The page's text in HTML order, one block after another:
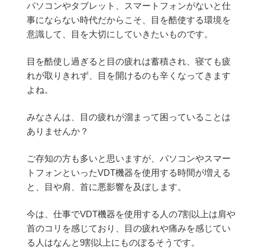
パソコンやタブレット、スマートフォンがないと仕
事にならない時代だからこそ、
目を酷使する環境を
意識して、目を大切にしていきたいものです。
目を酷使し過ぎると目の疲れは蓄積され、 寝ても疲
れが取りきれず、
目を開けるのも辛くなってきます
よね。
みなさんは、目の疲れが溜まって困っていることは
ありませんか？
ご存知の方も多いと思いますが、 パソコンやスマー
トフォンといったVDT機器を使用する時間が増える
と、
目や肩、首に悪影響を及ぼします。
今は、仕事でVDT機器を使用する人の7割以上は肩や
首のコリを感じており、
目の疲れや痛みを感じてい
る人はなんと9割以上にものぼるそうです。